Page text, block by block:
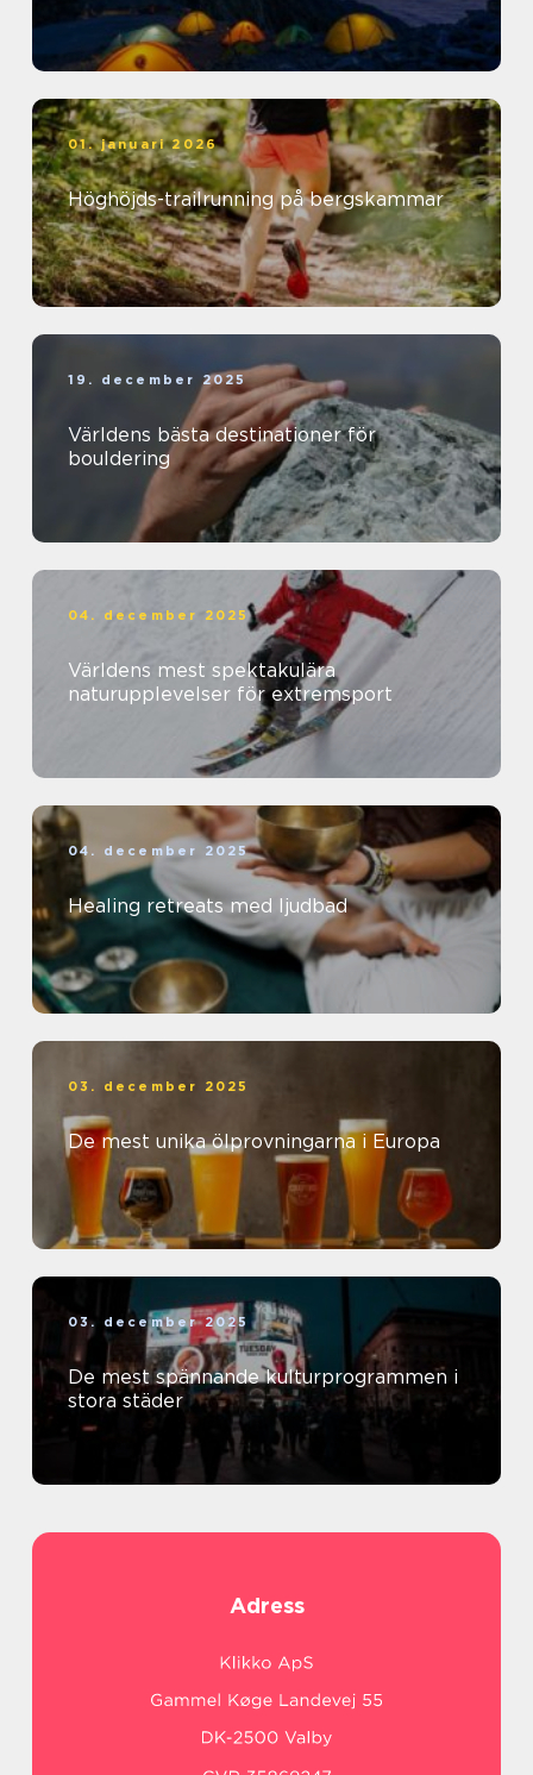
01. januari 2026
Höghöjds-trailrunning på bergskammar
19. december 2025
Världens bästa destinationer för
bouldering
04. december 2025
Världens mest spektakulära
naturupplevelser för extremsport
04. december 2025
Healing retreats med ljudbad
03. december 2025
De mest unika ölprovningarna i Europa
03. december 2025
De mest spännande kulturprogrammen i
stora städer
Adress